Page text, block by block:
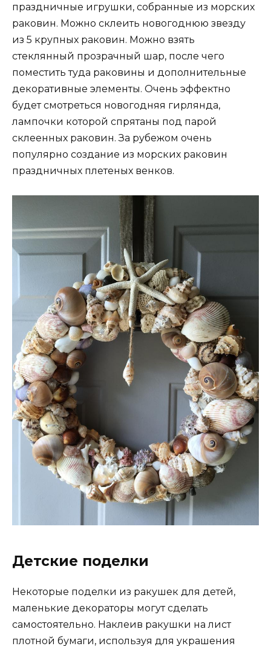
праздничные игрушки, собранные из морских
раковин. Можно склеить новогоднюю звезду
из 5 крупных раковин. Можно взять
стеклянный прозрачный шар, после чего
поместить туда раковины и дополнительные
декоративные элементы. Очень эффектно
будет смотреться новогодняя гирлянда,
лампочки которой спрятаны под парой
склеенных раковин. За рубежом очень
популярно создание из морских раковин
праздничных плетеных венков.
Детские поделки
Некоторые поделки из ракушек для детей,
маленькие декораторы могут сделать
самостоятельно. Наклеив ракушки на лист
плотной бумаги, используя для украшения